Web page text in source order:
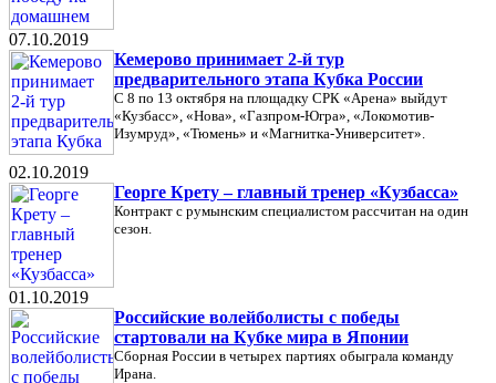
07.10.2019
Кемерово принимает 2-й тур
предварительного этапа Кубка России
С 8 по 13 октября на площадку СРК «Арена» выйдут
«Кузбасс», «Нова», «Газпром-Югра», «Локомотив-
Изумруд», «Тюмень» и «Магнитка-Университет».
02.10.2019
Георге Крету – главный тренер «Кузбасса»
Контракт с румынским специалистом рассчитан на один
сезон.
01.10.2019
Российские волейболисты с победы
стартовали на Кубке мира в Японии
Сборная России в четырех партиях обыграла команду
Ирана.